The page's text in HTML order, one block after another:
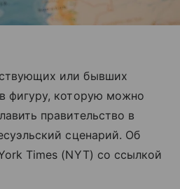
или бывших
фигуру, которую можно
правительство в
сценарий. Об
Times (NYT) со ссылкой